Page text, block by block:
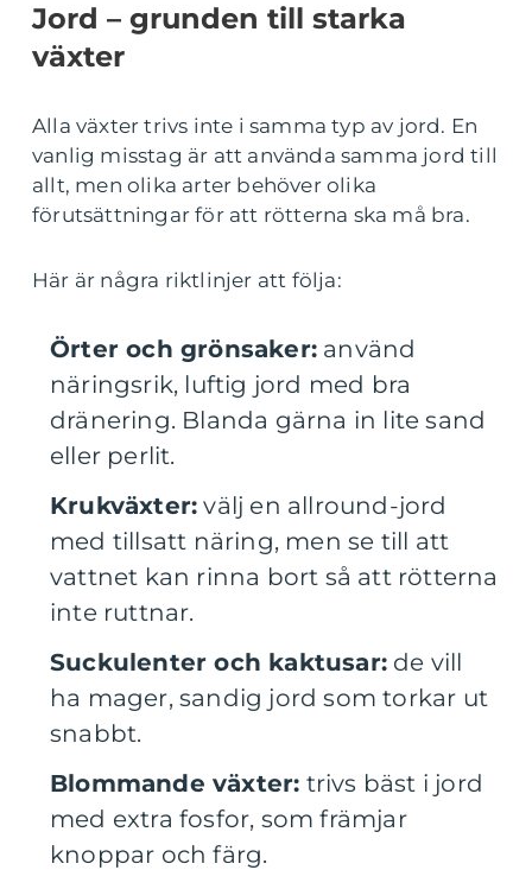
Jord – grunden till starka
växter
Alla växter trivs inte i samma typ av jord. En
vanlig misstag är att använda samma jord till
allt, men olika arter behöver olika
förutsättningar för att rötterna ska må bra.
Här är några riktlinjer att följa:
Örter och grönsaker: använd
näringsrik, luftig jord med bra
dränering. Blanda gärna in lite sand
eller perlit.
Krukväxter: välj en allround-jord
med tillsatt näring, men se till att
vattnet kan rinna bort så att rötterna
inte ruttnar.
Suckulenter och kaktusar: de vill
ha mager, sandig jord som torkar ut
snabbt.
Blommande växter: trivs bäst i jord
med extra fosfor, som främjar
knoppar och färg.